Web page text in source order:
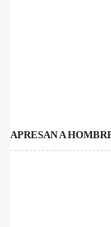
APRESAN A